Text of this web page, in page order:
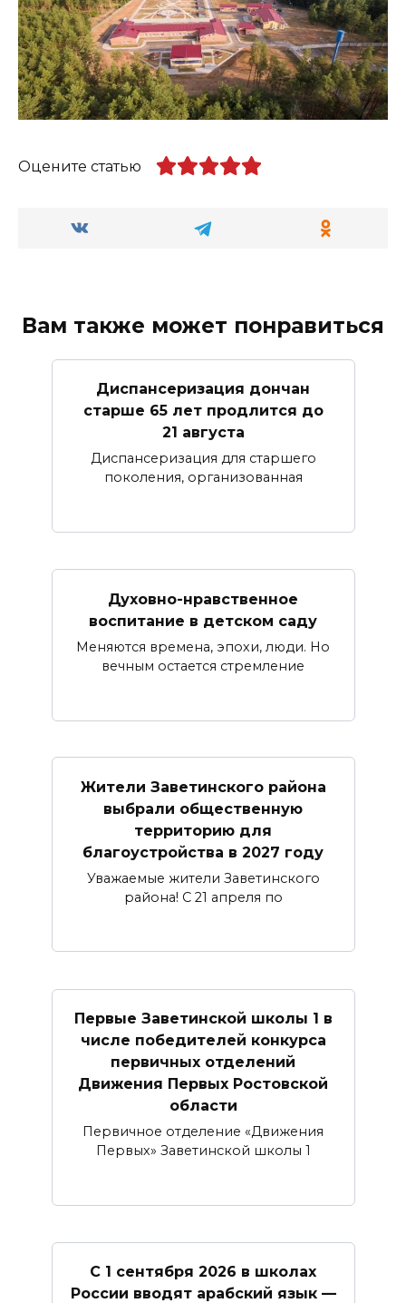
Оцените статью
Вам также может понравиться
Диспансеризация дончан
старше 65 лет продлится до
21 августа
Диспансеризация для старшего
поколения, организованная
Духовно-нравственное
воспитание в детском саду
Меняются времена, эпохи, люди. Но
вечным остается стремление
Жители Заветинского района
выбрали общественную
территорию для
благоустройства в 2027 году
Уважаемые жители Заветинского
района! С 21 апреля по
Первые Заветинской школы 1 в
числе победителей конкурса
первичных отделений
Движения Первых Ростовской
области
Первичное отделение «Движения
Первых» Заветинской школы 1
С 1 сентября 2026 в школах
России вводят арабский язык —